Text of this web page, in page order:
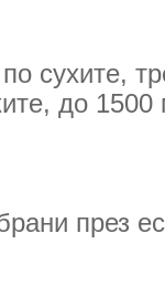
сухите,
до
през